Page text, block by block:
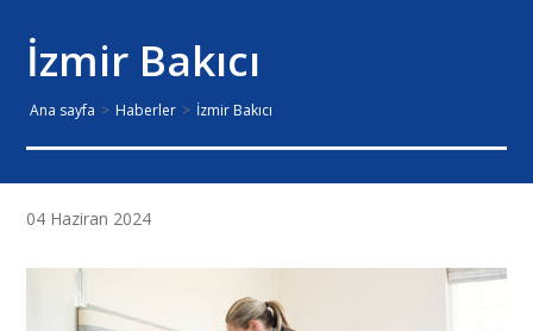
İzmir Bakıcı
Ana sayfa > Haberler > İzmir Bakıcı
04 Haziran 2024